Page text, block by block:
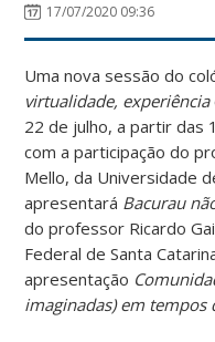
17/07/2020 09:36
Uma nova sessão do
virtualidade, experiência
22 de julho, a partir das
com a participação do
Mello, da Universidade
apresentará Bacurau
do professor Ricardo
Federal de Santa
apresentação
imaginadas) em